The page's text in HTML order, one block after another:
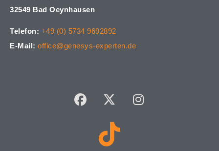
32549 Bad Oeynhausen
Telefon: +49 (0) 5734 9692892
E-Mail: office@genesys-experten.de